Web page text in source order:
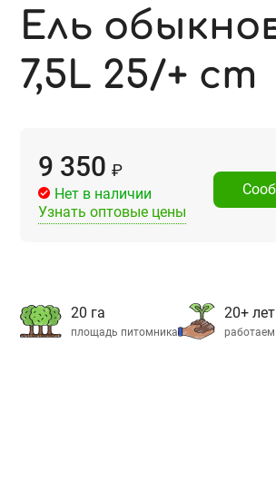
Ель
7,5L 25/+ cm
9 350 ₽
Нет в наличии
Узнать оптовые цены
20 га
площадь питомника
20+ лет
работаем